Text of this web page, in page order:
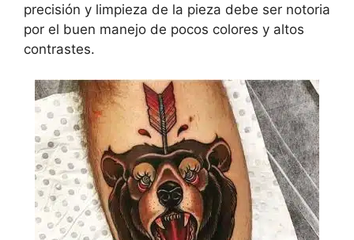
precisión y limpieza de la pieza debe ser notoria
por el buen manejo de pocos colores y altos
contrastes.